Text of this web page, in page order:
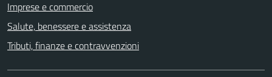
Imprese e commercio
Salute, benessere e assistenza
Tributi, finanze e contravvenzioni